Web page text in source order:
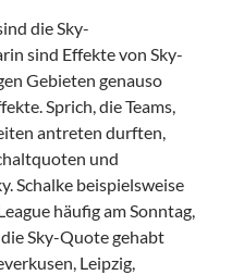
die Sky-
sind Effekte von Sky-
Gebieten genauso
Sprich, die Teams,
antreten durften,
und
Schalke beispielsweise
häufig am Sonntag,
Sky-Quote gehabt
Leipzig,